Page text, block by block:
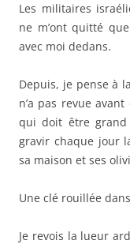
Les militaires
ne m’ont quitté
avec moi dedans.
Depuis, je pense à
n’a pas revue
qui doit être
gravir chaque jour
sa maison et ses
Une clé rouillée
Je revois la lueur